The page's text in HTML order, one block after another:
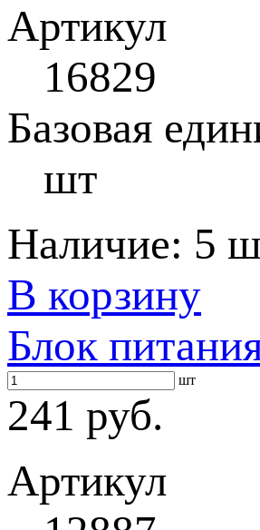
Артикул
16829
Базовая
шт
Наличие: 5
В корзину
Блок
шт
241 руб.
Артикул